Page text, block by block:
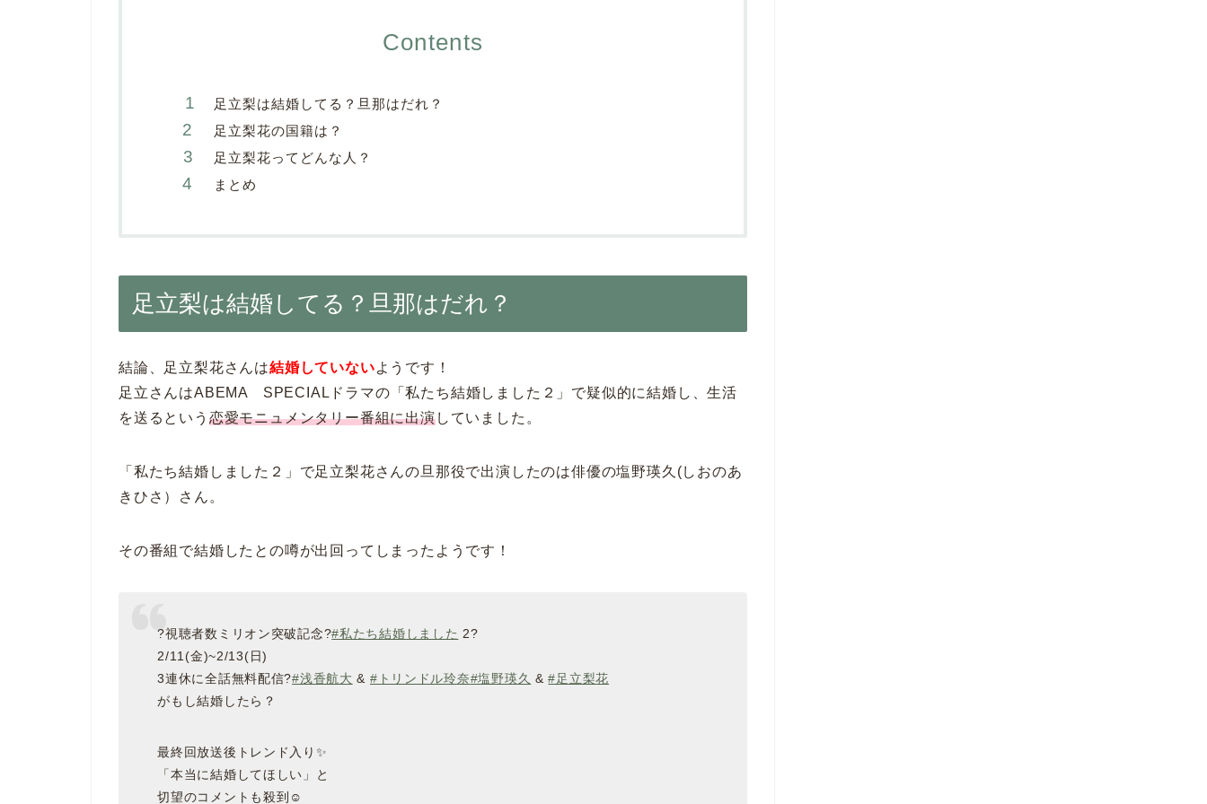
Contents
足立梨は結婚してる？旦那はだれ？
足立梨花の国籍は？
足立梨花ってどんな人？
まとめ
足立梨は結婚してる？旦那はだれ？
結論、足立梨花さんは結婚していないようです！
足立さんはABEMA SPECIALドラマの「私たち結婚しました２」で疑似的に結婚し、生活
を送るという 恋愛モニュメンタリー番組に出演していました。
「私たち結婚しました２」で足立梨花さんの旦那役で出演したのは俳優の塩野瑛久(しおのあ
きひさ）さん。
その番組で結婚したとの噂が出回ってしまったようです！
?視聴者数ミリオン突破記念?#私たち結婚しました 2?
2/11(金)~2/13(日)
3連休に全話無料配信?#浅香航大 & #トリンドル玲奈#塩野瑛久 &#足立梨花
がもし結婚したら？
最終回放送後トレンド入り✨
「本当に結婚してほしい」と
切望のコメントも殺到☺️